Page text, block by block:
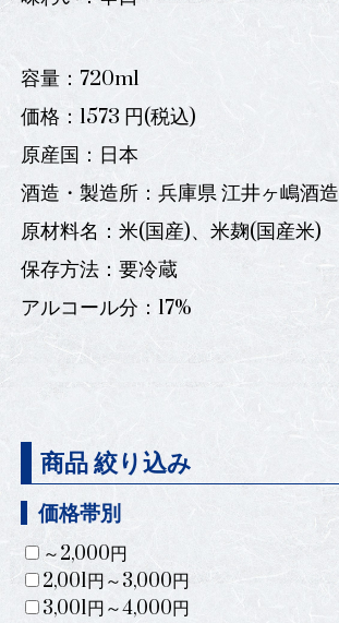
容量：720ml
価格：1573 円(税込)
原産国：日本
酒造・製造所：兵庫県 江井ヶ嶋酒造
原材料名：米(国産)、米麹(国産米)
保存方法：要冷蔵
アルコール分：17%
商品 絞り込み
価格帯別
～2,000円
2,001円～3,000円
3,001円～4,000円